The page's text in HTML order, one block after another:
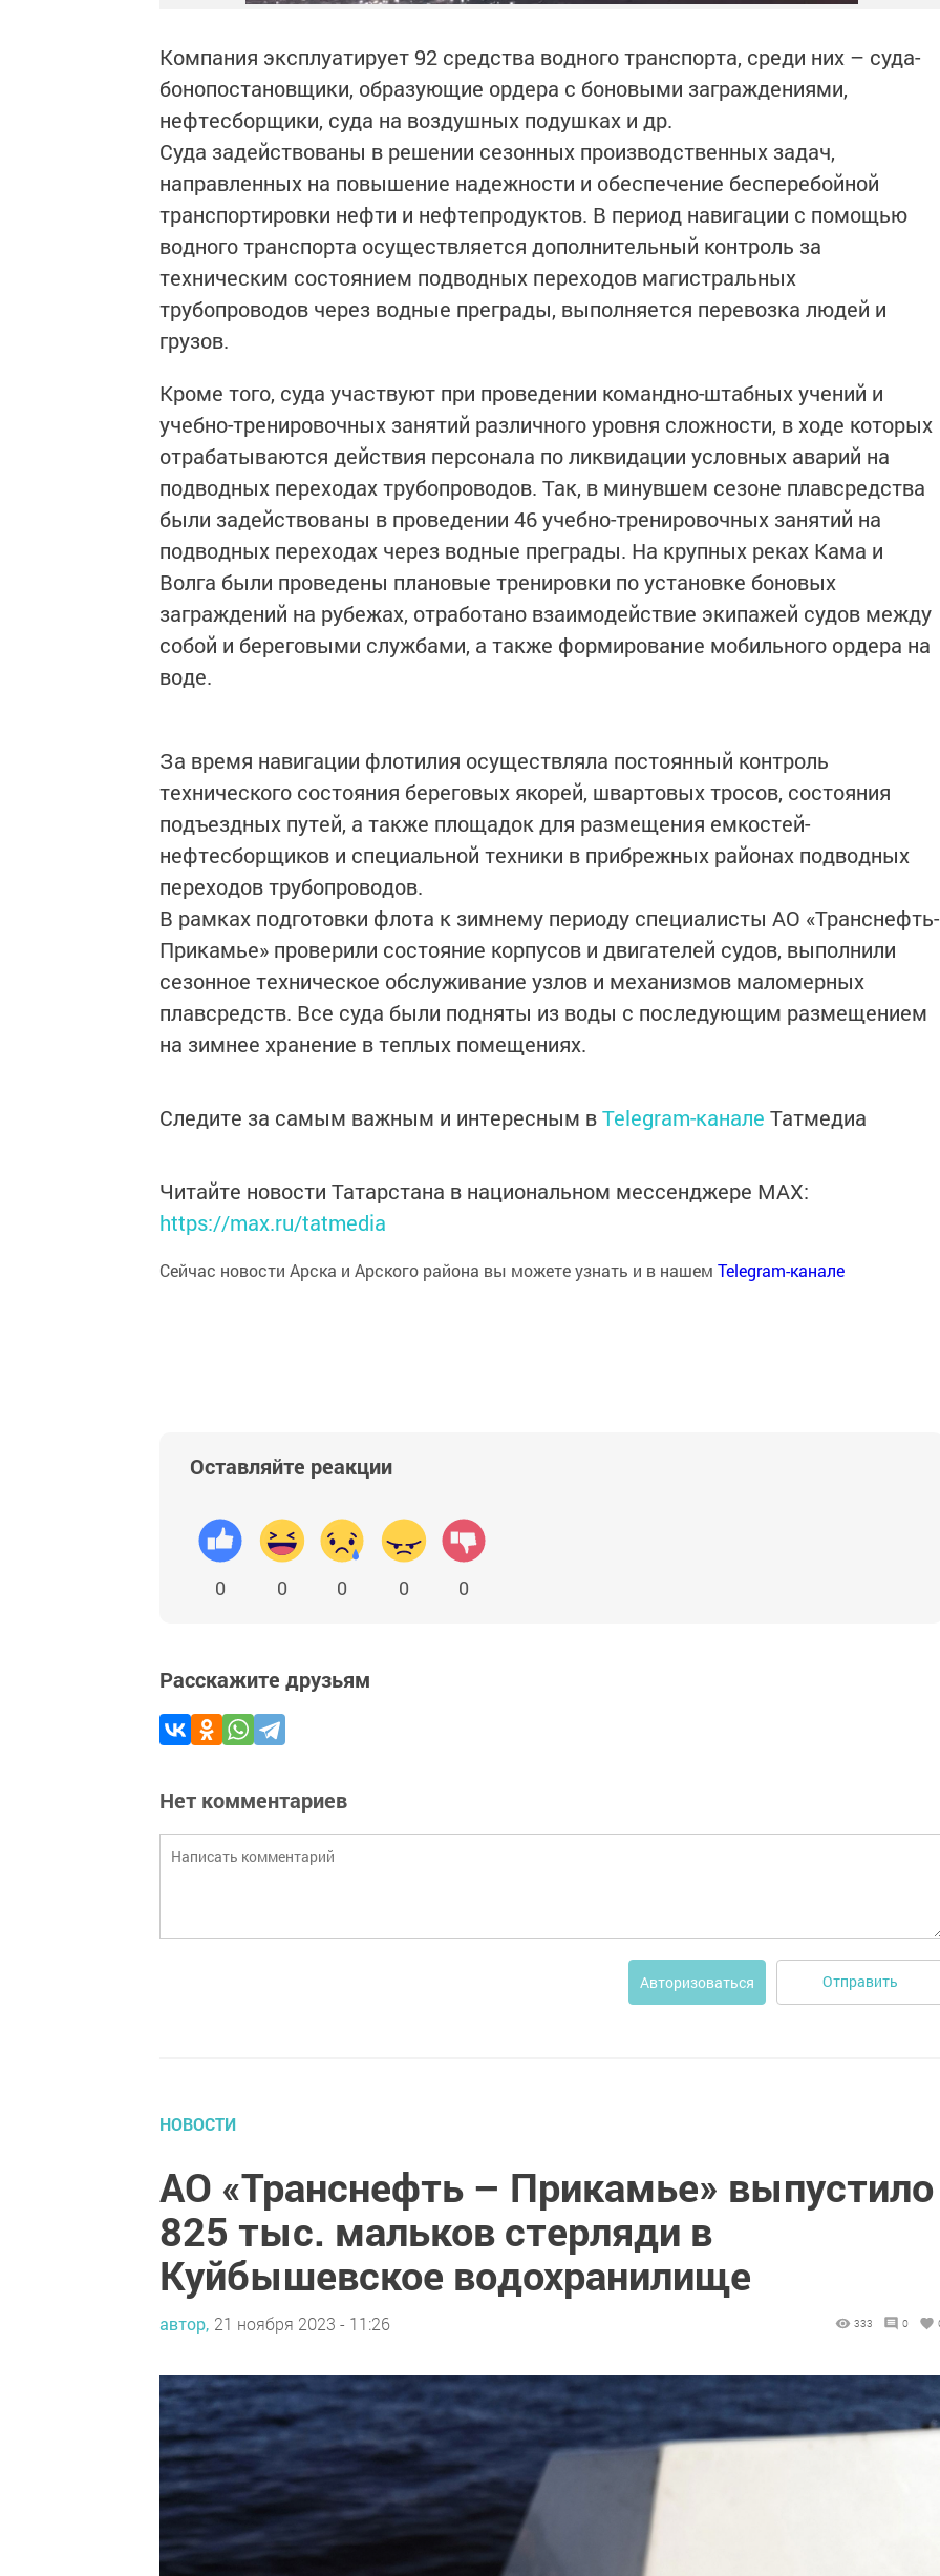
Компания эксплуатирует 92 средства водного транспорта, среди них – суда-
бонопостановщики, образующие ордера с боновыми заграждениями,
нефтесборщики, суда на воздушных подушках и др.
Суда задействованы в решении сезонных производственных задач,
направленных на повышение надежности и обеспечение бесперебойной
транспортировки нефти и нефтепродуктов. В период навигации с помощью
водного транспорта осуществляется дополнительный контроль за
техническим состоянием подводных переходов магистральных
трубопроводов через водные преграды, выполняется перевозка людей и
грузов.
Кроме того, суда участвуют при проведении командно-штабных учений и
учебно-тренировочных занятий различного уровня сложности, в ходе которых
отрабатываются действия персонала по ликвидации условных аварий на
подводных переходах трубопроводов. Так, в минувшем сезоне плавсредства
были задействованы в проведении 46 учебно-тренировочных занятий на
подводных переходах через водные преграды. На крупных реках Кама и
Волга были проведены плановые тренировки по установке боновых
заграждений на рубежах, отработано взаимодействие экипажей судов между
собой и береговыми службами, а также формирование мобильного ордера на
воде.
За время навигации флотилия осуществляла постоянный контроль
технического состояния береговых якорей, швартовых тросов, состояния
подъездных путей, а также площадок для размещения емкостей-
нефтесборщиков и специальной техники в прибрежных районах подводных
переходов трубопроводов.
В рамках подготовки флота к зимнему периоду специалисты АО «Транснефть-
Прикамье» проверили состояние корпусов и двигателей судов, выполнили
сезонное техническое обслуживание узлов и механизмов маломерных
плавсредств. Все суда были подняты из воды с последующим размещением
на зимнее хранение в теплых помещениях.
Следите за самым важным и интересным вTelegram-канале Татмедиа
Читайте новости Татарстана в национальном мессенджере MАХ:
https://max.ru/tatmedia
Сейчас новости Арска и Арского района вы можете узнать и в нашем Telegram-канале
Оставляйте реакции
0 0 0 0 0
Расскажите друзьям
Нет комментариев
Авторизоваться Отправить
НОВОСТИ
АО «Транснефть – Прикамье» выпустило
825 тыс. мальков стерляди в
Куйбышевское водохранилище
автор, 21 ноября 2023 - 11:26 333 0